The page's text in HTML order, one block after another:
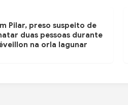
Pilar, preso suspeito de
duas pessoas durante
na orla lagunar